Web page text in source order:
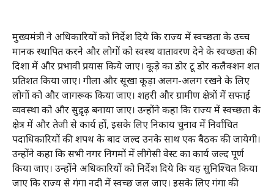
मुख्यमंत्री ने अधिकारियों को निर्देश दिये कि राज्य में स्वच्छता के उच्च
मानक स्थापित करने और लोगों को स्वस्थ वातावरण देने के स्वच्छता की
दिशा में और प्रभावी प्रयास किये जाए। कूड़े का डोर टू डोर कलैक्शन शत
प्रतिशत किया जाए। गीला और सूखा कूड़ा अलग-अलग रखने के लिए
लोगों को और जागरूक किया जाए। शहरी और ग्रामीण क्षेत्रों में सफाई
व्यवस्था को और सुदृ़ढ़ बनाया जाए। उन्होंने कहा कि राज्य में स्वच्छता के
क्षेत्र में और तेजी से कार्य हों, इसके लिए निकाय चुनाव में निर्वाचित
पदाधिकारियों की शपथ के बाद जल्द उनके साथ एक बैठक की जायेगी।
उन्होंने कहा कि सभी नगर निगमों में लीगेसी वेस्ट का कार्य जल्द पूर्ण
किया जाए। उन्होंने अधिकारियों को निर्देश दिये कि यह सुनिश्चित किया
जाए कि राज्य से गंगा नदी में स्वच्छ जल जाए। इसके लिए गंगा की